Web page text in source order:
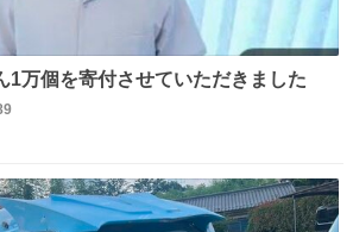
そきん1万個を寄付させていただきました